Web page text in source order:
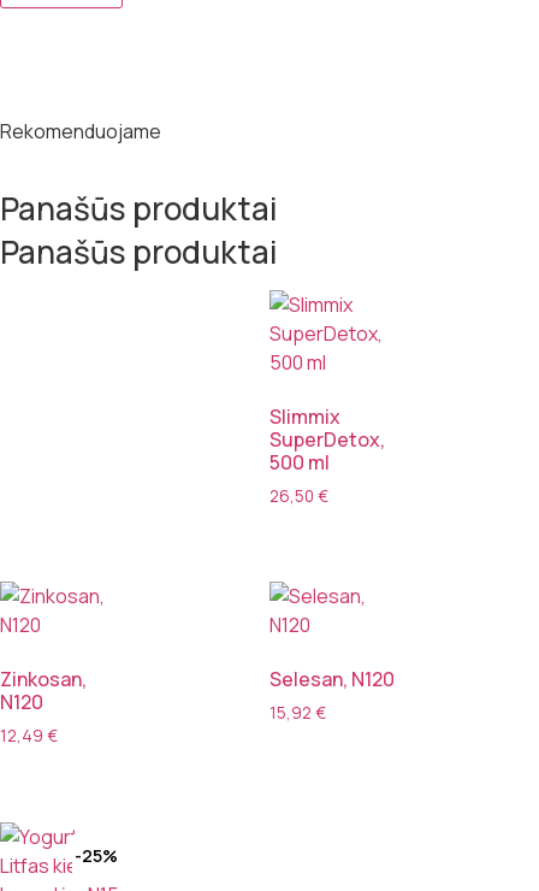
Rekomenduojame
Panašūs produktai
Panašūs produktai
Slimmix
SuperDetox,
500 ml
26,50 €
Zinkosan,
N120
12,49 €
Selesan, N120
15,92 €
-25%